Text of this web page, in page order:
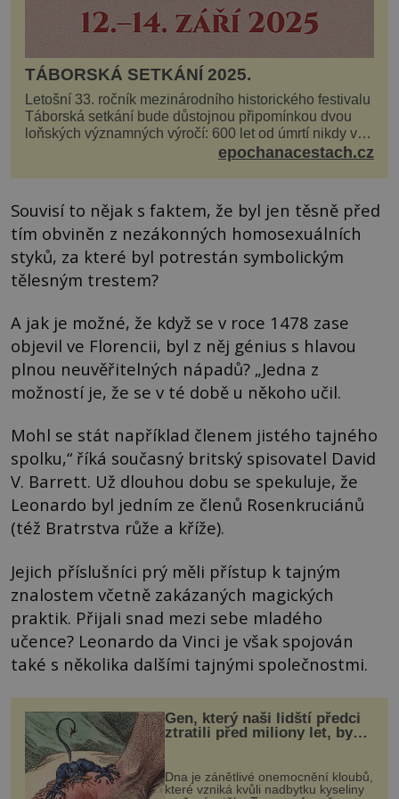
TÁBORSKÁ SETKÁNÍ 2025.
Letošní 33. ročník mezinárodního historického festivalu
Táborská setkání bude důstojnou připomínkou dvou
loňských významných výročí: 600 let od úmrtí nikdy v
poli neporaženého hejtmana Jana Žižky z Tr...
epochanacestach.cz
Souvisí to nějak s faktem, že byl jen těsně před
tím obviněn z nezákonných homosexuálních
styků, za které byl potrestán symbolickým
tělesným trestem?
A jak je možné, že když se v roce 1478 zase
objevil ve Florencii, byl z něj génius s hlavou
plnou neuvěřitelných nápadů? „Jedna z
možností je, že se v té době u někoho učil.
Mohl se stát například členem jistého tajného
spolku,“ říká současný britský spisovatel David
V. Barrett. Už dlouhou dobu se spekuluje, že
Leonardo byl jedním ze členů Rosenkruciánů
(též Bratrstva růže a kříže).
Jejich příslušníci prý měli přístup k tajným
znalostem včetně zakázaných magických
praktik. Přijali snad mezi sebe mladého
učence? Leonardo da Vinci je však spojován
také s několika dalšími tajnými společnostmi.
Gen, který naši lidští předci
ztratili před miliony let, by
mohl pomoci s léčbou
„nemoci králů“
Dna je zánětlivé onemocnění kloubů,
které vzniká kvůli nadbytku kyseliny